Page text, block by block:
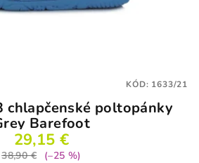
chlapčenské poltopánky
Barefoot
29,15 €
38,90 €
(–25 %)
KÓD: 1633/21